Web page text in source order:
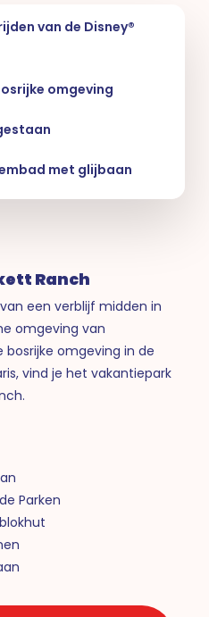
van de Disney®
omgeving
met glijbaan
Ranch
een verblijf midden in
omgeving van
bosrijke omgeving in de
vind je het vakantiepark
Parken